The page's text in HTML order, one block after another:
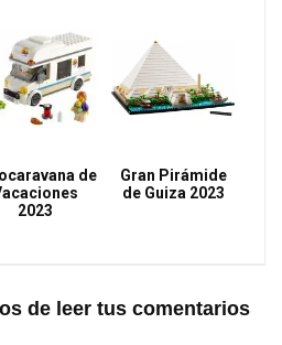
de
2023
Gran Pirámide
de Guiza 2023
de leer tus comentarios